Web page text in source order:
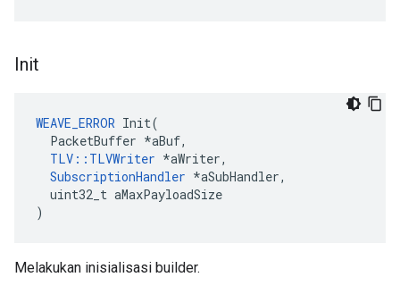
Init
WEAVE_ERROR Init(
PacketBuffer *aBuf,
TLV :: TLVWriter *aWriter,
SubscriptionHandler *aSubHandler,
uint32_t aMaxPayloadSize
)
Melakukan inisialisasi builder.